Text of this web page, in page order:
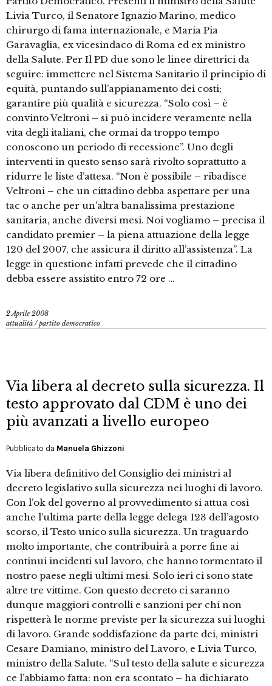
Livia Turco, il Senatore Ignazio Marino, medico
chirurgo di fama internazionale, e Maria Pia
Garavaglia, ex vicesindaco di Roma ed ex ministro
della Salute. Per Il PD due sono le linee direttrici da
seguire: immettere nel Sistema Sanitario il principio di
equità, puntando sull’appianamento dei costi;
garantire più qualità e sicurezza. “Solo così – è
convinto Veltroni – si può incidere veramente nella
vita degli italiani, che ormai da troppo tempo
conoscono un periodo di recessione”. Uno degli
interventi in questo senso sarà rivolto soprattutto a
ridurre le liste d’attesa. “Non è possibile – ribadisce
Veltroni – che un cittadino debba aspettare per una
tac o anche per un’altra banalissima prestazione
sanitaria, anche diversi mesi. Noi vogliamo – precisa il
candidato premier – la piena attuazione della legge
120 del 2007, che assicura il diritto all’assistenza”. La
legge in questione infatti prevede che il cittadino
debba essere assistito entro 72 ore …
2 Aprile 2008
attualità /partito democratico
Via libera al decreto sulla sicurezza. Il
testo approvato dal CDM è uno dei
più avanzati a livello europeo
Pubblicato da Manuela Ghizzoni
Via libera definitivo del Consiglio dei ministri al
decreto legislativo sulla sicurezza nei luoghi di lavoro.
Con l’ok del governo al provvedimento si attua così
anche l’ultima parte della legge delega 123 dell’agosto
scorso, il Testo unico sulla sicurezza. Un traguardo
molto importante, che contribuirà a porre fine ai
continui incidenti sul lavoro, che hanno tormentato il
nostro paese negli ultimi mesi. Solo ieri ci sono state
altre tre vittime. Con questo decreto ci saranno
dunque maggiori controlli e sanzioni per chi non
rispetterà le norme previste per la sicurezza sui luoghi
di lavoro. Grande soddisfazione da parte dei, ministri
Cesare Damiano, ministro del Lavoro, e Livia Turco,
ministro della Salute. “Sul testo della salute e sicurezza
ce l’abbiamo fatta: non era scontato – ha dichiarato